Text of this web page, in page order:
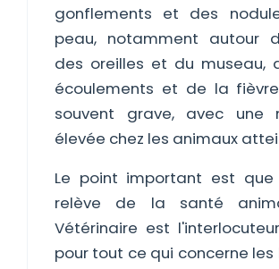
gonflements et des
peau, notamment autour
des oreilles et du museau,
écoulements et de la
souvent grave, avec une
élevée chez les animaux
Le point important est
relève de la santé
Vétérinaire est
pour tout ce qui concerne les